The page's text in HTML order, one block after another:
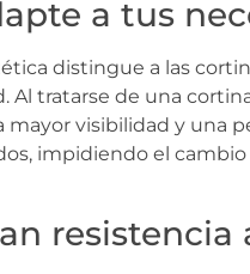
a tus
distingue a las
Al tratarse de una
mayor visibilidad y una
impidiendo el